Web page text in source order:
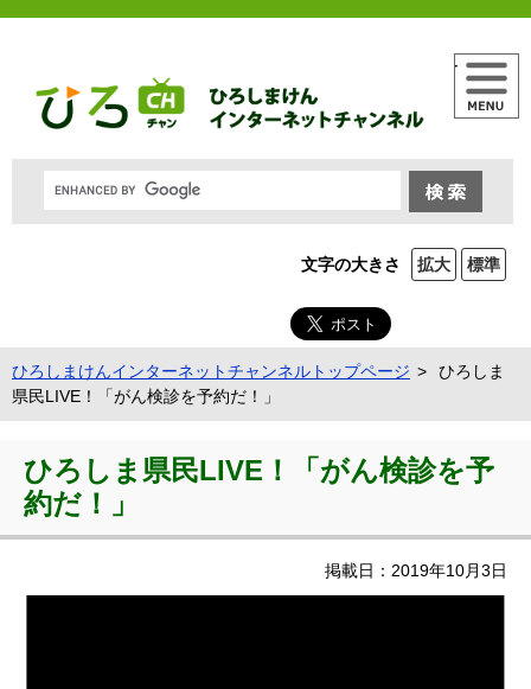
文字の大きさ 拡大 標準
メニュー
ひろしまけんインターネットチャンネルトップページ
ひろしま
県民LIVE！「がん検診を予約だ！」
ひろしま県民LIVE！「がん検診を予
約だ！」
掲載日：2019年10月3日